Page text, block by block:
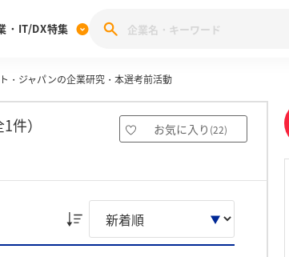
体験記投稿キャンペーン
業就職ブランド調査
みんなの新卒就職
・IT/DX特集
28卒 IT・DX現場
・ジャパンの企業研究・本選考前活動
） お気に入り (22)